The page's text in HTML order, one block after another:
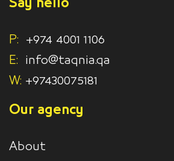
Say hello
P: +974 4001 1106
E: info@taqnia.qa
W: +97430075181
Our agency
About